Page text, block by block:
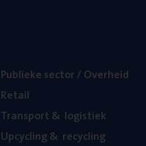
Publie­ke sec­tor / Overheid
Retail
Trans­port& logistiek
Upcy­cling& recycling